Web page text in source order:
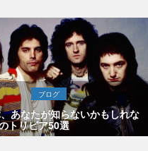
ブログ
あなたが知らないかもしれな
トリビア50選